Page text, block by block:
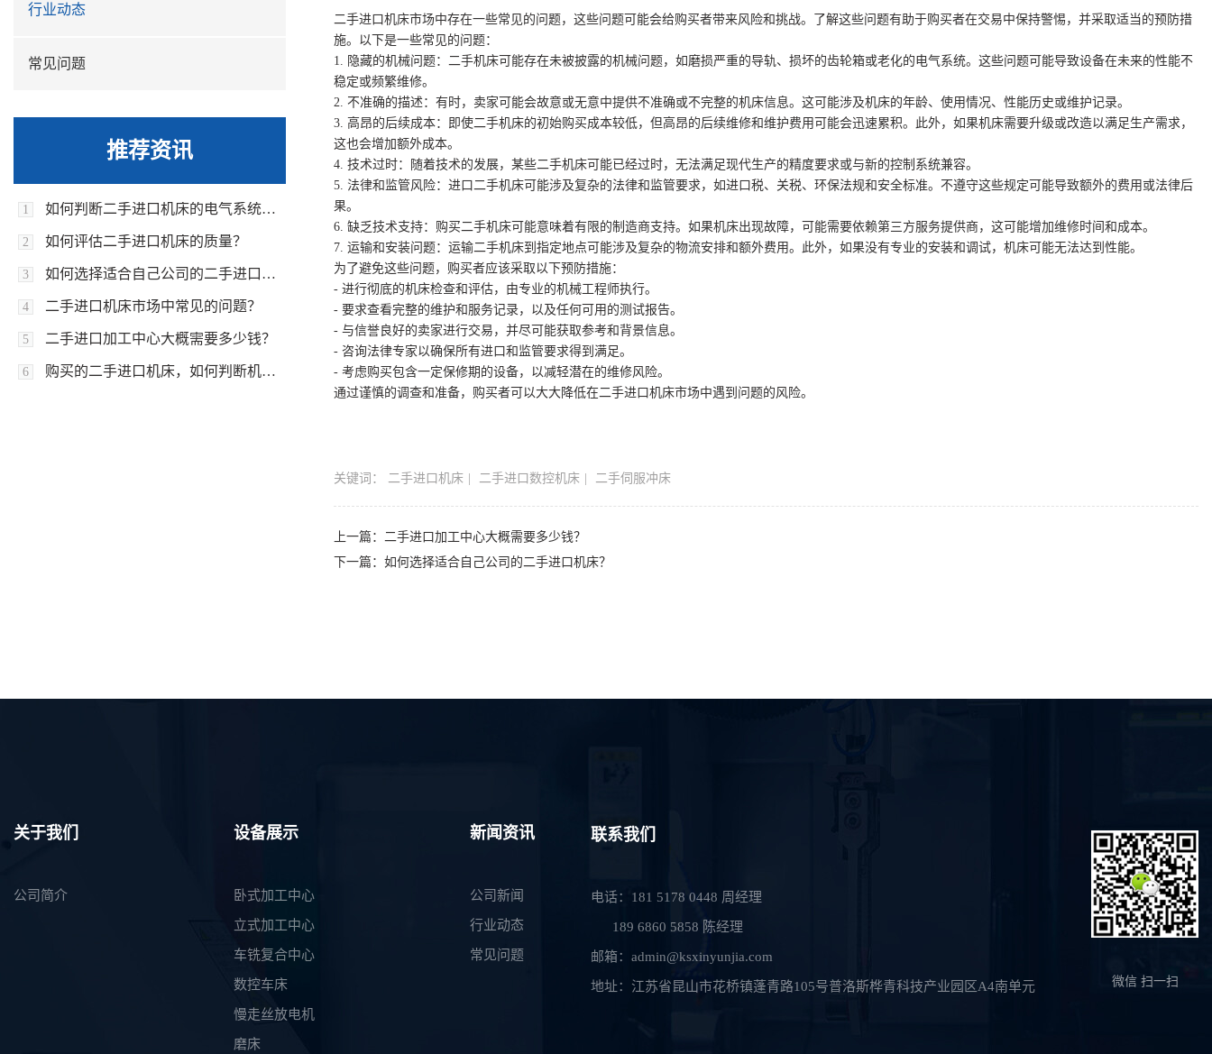
行业动态
常见问题
推荐资讯
1 如何判断二手进口机床的电气系统是否正常？
2 如何评估二手进口机床的质量？
3 如何选择适合自己公司的二手进口机床？
4 二手进口机床市场中常见的问题？
5 二手进口加工中心大概需要多少钱？
6 购买的二手进口机床，如何判断机床品质？
二手进口机床市场中存在一些常见的问题，这些问题可能会给购买者带来风险和挑战。了解这些问题有助于购买者在交易中保持警惕，并采取适当的预防措
施。以下是一些常见的问题：
1. 隐藏的机械问题：二手机床可能存在未被披露的机械问题，如磨损严重的导轨、损坏的齿轮箱或老化的电气系统。这些问题可能导致设备在未来的性能不
稳定或频繁维修。
2. 不准确的描述：有时，卖家可能会故意或无意中提供不准确或不完整的机床信息。这可能涉及机床的年龄、使用情况、性能历史或维护记录。
3. 高昂的后续成本：即使二手机床的初始购买成本较低，但高昂的后续维修和维护费用可能会迅速累积。此外，如果机床需要升级或改造以满足生产需求，
这也会增加额外成本。
4. 技术过时：随着技术的发展，某些二手机床可能已经过时，无法满足现代生产的精度要求或与新的控制系统兼容。
5. 法律和监管风险：进口二手机床可能涉及复杂的法律和监管要求，如进口税、关税、环保法规和安全标准。不遵守这些规定可能导致额外的费用或法律后
果。
6. 缺乏技术支持：购买二手机床可能意味着有限的制造商支持。如果机床出现故障，可能需要依赖第三方服务提供商，这可能增加维修时间和成本。
7. 运输和安装问题：运输二手机床到指定地点可能涉及复杂的物流安排和额外费用。此外，如果没有专业的安装和调试，机床可能无法达到性能。
为了避免这些问题，购买者应该采取以下预防措施：
- 进行彻底的机床检查和评估，由专业的机械工程师执行。
- 要求查看完整的维护和服务记录，以及任何可用的测试报告。
- 与信誉良好的卖家进行交易，并尽可能获取参考和背景信息。
- 咨询法律专家以确保所有进口和监管要求得到满足。
- 考虑购买包含一定保修期的设备，以减轻潜在的维修风险。
通过谨慎的调查和准备，购买者可以大大降低在二手进口机床市场中遇到问题的风险。
关键词： 二手进口机床 二手进口数控机床 二手伺服冲床
上一篇： 二手进口加工中心大概需要多少钱？
下一篇： 如何选择适合自己公司的二手进口机床？
关于我们
公司简介
设备展示
卧式加工中心
立式加工中心
车铣复合中心
数控车床
慢走丝放电机
磨床
新闻资讯
公司新闻
行业动态
常见问题
联系我们
电话：181 5178 0448 周经理
189 6860 5858 陈经理
邮箱：admin@ksxinyunjia.com
地址：江苏省昆山市花桥镇蓬青路105号普洛斯桦青科技产业园区A4南单元 微信 扫一扫